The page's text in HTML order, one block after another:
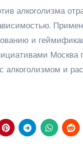
алкоголизма
и
Москва
алкоголизмом и